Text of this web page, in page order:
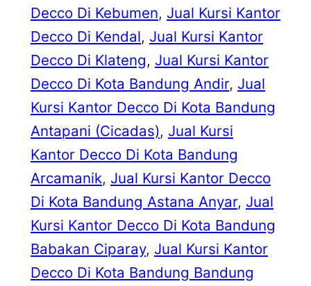
Decco Di Kebumen, Jual Kursi Kantor
Decco Di Kendal, Jual Kursi Kantor
Decco Di Klateng, Jual Kursi Kantor
Decco Di Kota Bandung Andir, Jual
Kursi Kantor Decco Di Kota Bandung
Antapani (Cicadas), Jual Kursi
Kantor Decco Di Kota Bandung
Arcamanik, Jual Kursi Kantor Decco
Di Kota Bandung Astana Anyar, Jual
Kursi Kantor Decco Di Kota Bandung
Babakan Ciparay, Jual Kursi Kantor
Decco Di Kota Bandung Bandung